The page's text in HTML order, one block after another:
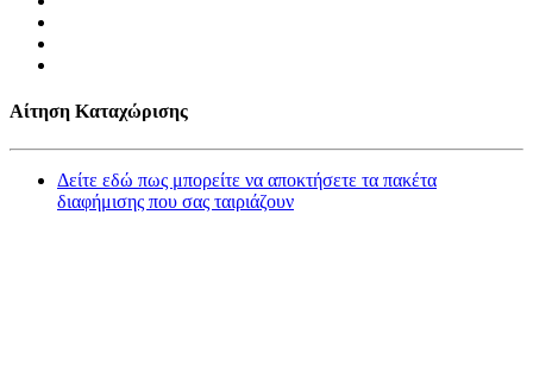
Αίτηση Καταχώρισης
Δείτε εδώ πως μπορείτε να αποκτήσετε τα πακέτα
διαφήμισης που σας ταιριάζουν